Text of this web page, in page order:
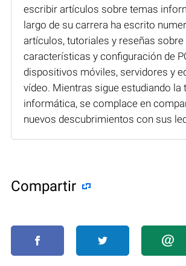
escribir artículos sobre temas
largo de su carrera ha escrito
artículos, tutoriales y reseñas
características y configuración de
dispositivos móviles, servidores y
vídeo. Mientras sigue estudiando la
informática, se complace en
nuevos descubrimientos con sus
Compartir